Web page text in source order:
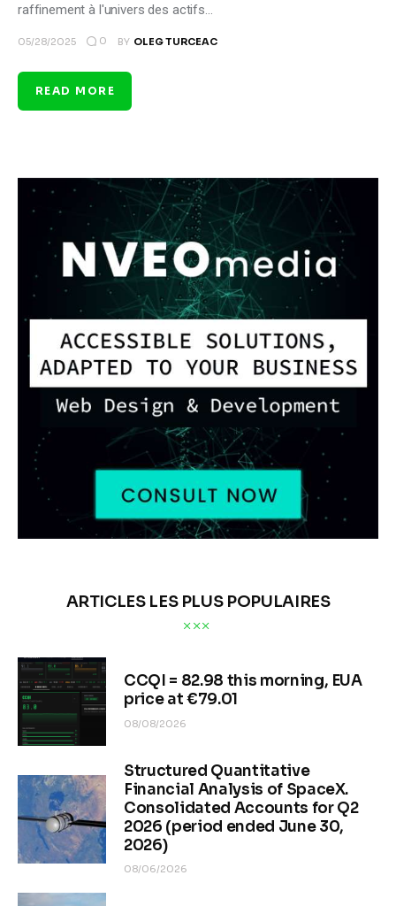
raffinement à l'univers des actifs…
05/28/2025 0 BY OLEG TURCEAC
READ MORE
ARTICLES LES PLUS POPULAIRES
CCQI = 82.98 this morning, EUA
price at €79.01
08/08/2026
Structured Quantitative
Financial Analysis of SpaceX.
Consolidated Accounts for Q2
2026 (period ended June 30,
2026)
08/06/2026